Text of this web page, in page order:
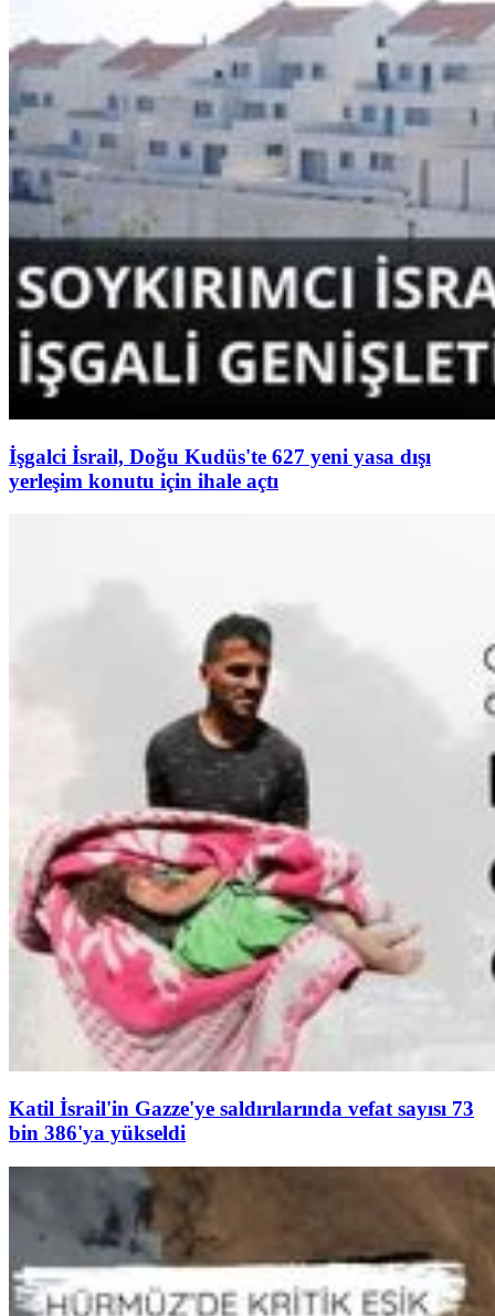
İşgalci İsrail, Doğu Kudüs'te 627 yeni yasa dışı
yerleşim konutu için ihale açtı
Katil İsrail'in Gazze'ye saldırılarında vefat sayısı 73
bin 386'ya yükseldi